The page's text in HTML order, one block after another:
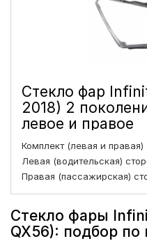
Стекло фар
2018) 2
левое и правое
Комплект (левая и правая)
Левая (водительская)
Правая (пассажирская)
Стекло фары
QX56): подбор по